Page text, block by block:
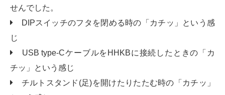
せんでした。
DIPスイッチのフタを閉める時の「カチッ」という感
じ
USB type-CケーブルをHHKBに接続したときの「カ
チッ」という感じ
チルトスタンド(足)を開けたりたたむ時の「カチッ」